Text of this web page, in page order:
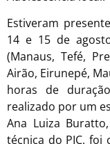
Estiveram
14 e 15 de
(Manaus, Tefé,
Airão, Eirunepé,
horas de
realizado por um
Ana Luiza
técnica do PIC, foi